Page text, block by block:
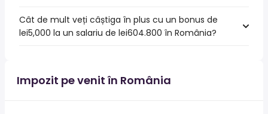
Cât de mult veți câștiga în plus cu un bonus de
lei5,000 la un salariu de lei604.800 în România?
Impozit pe venit în România